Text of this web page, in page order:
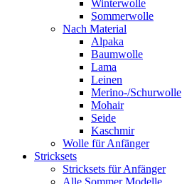
Winterwolle
Sommerwolle
Nach Material
Alpaka
Baumwolle
Lama
Leinen
Merino-/Schurwolle
Mohair
Seide
Kaschmir
Wolle für Anfänger
Stricksets
Stricksets für Anfänger
Alle Sommer Modelle